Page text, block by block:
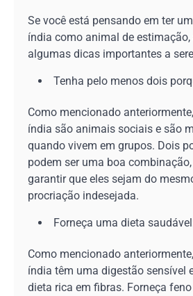
Se você está pensando em ter
índia como animal de
algumas dicas importantes a
Tenha pelo menos dois
Como mencionado
índia são animais sociais e são
quando vivem em grupos. Dois
podem ser uma boa
garantir que eles sejam do
procriação indesejada.
Forneça uma dieta
Como mencionado
índia têm uma digestão sensível
dieta rica em fibras. Forneça